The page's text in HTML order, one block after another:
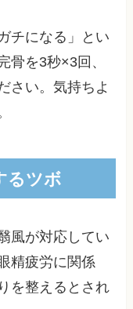
チになる」とい
骨を3秒×3回、
さい。気持ちよ
るツボ
風が対応してい
精疲労に関係
を整えるとされ